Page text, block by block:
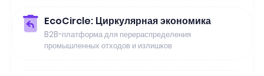
EcoCircle: Циркулярная экономика
B2B-платформа для перераспределения
промышленных отходов и излишков